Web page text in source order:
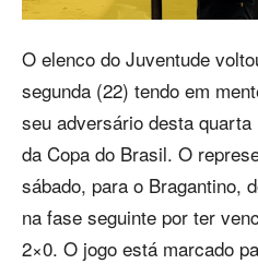
O elenco do Juventude
segunda (22) tendo em
seu adversário desta
da Copa do Brasil. O
sábado, para o Bragantino,
na fase seguinte por ter
2×0. O jogo está marcado